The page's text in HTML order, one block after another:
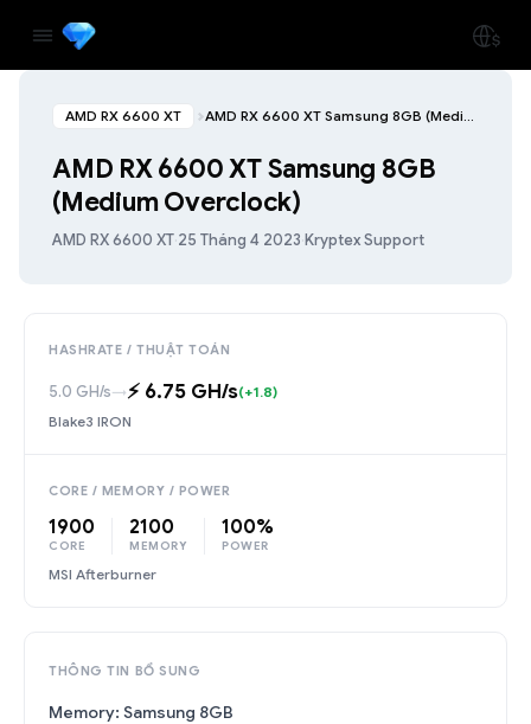
AMD RX 6600 XT AMD RX 6600 XT Samsung 8GB (Medium Overclock)
AMD RX 6600 XT Samsung 8GB
(Medium Overclock)
AMD RX 6600 XT·25 Tháng 4 2023·Kryptex Support
HASHRATE / THUẬT TOÁN
5.0 GH/s→⚡️ 6.75 GH/s(+1.8)
Blake3 IRON
CORE / MEMORY / POWER
1900
CORE
2100
MEMORY
100%
POWER
MSI Afterburner
THÔNG TIN BỔ SUNG
Memory: Samsung 8GB